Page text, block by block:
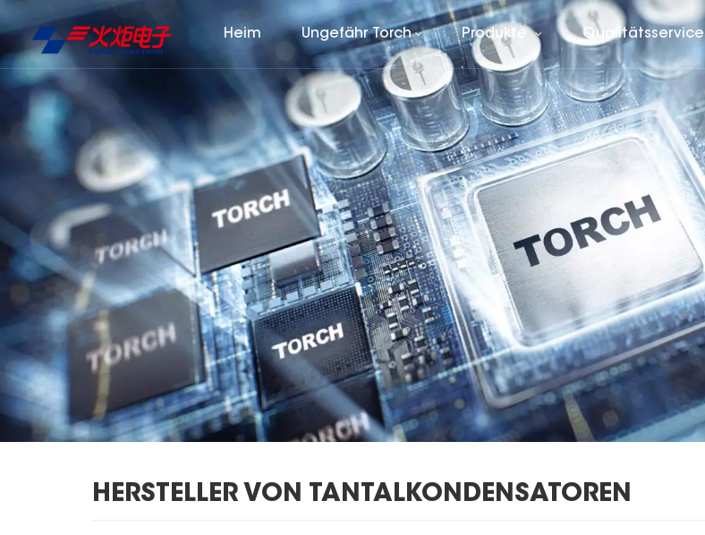
Heim Ungefähr Torch Produkte Qualitätsservice
HERSTELLER VON TANTALKONDENSATOREN